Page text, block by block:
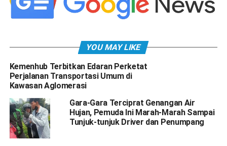
YOU MAY LIKE
Kemenhub Terbitkan Edaran Perketat
Perjalanan Transportasi Umum di
Kawasan Aglomerasi
Gara-Gara Terciprat Genangan Air
Hujan, Pemuda Ini Marah-Marah Sampai
Tunjuk-tunjuk Driver dan Penumpang